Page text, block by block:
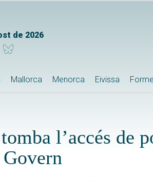
de 2026
Mallorca Menorca Eivissa
l’accés de